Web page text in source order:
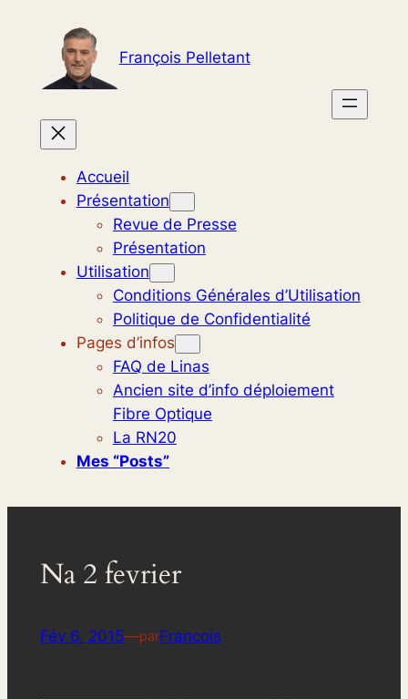
contenu
François Pelletant
Accueil
Présentation
Revue de Presse
Présentation
Utilisation
Conditions Générales d’Utilisation
Politique de Confidentialité
Pages d’infos
FAQ de Linas
Ancien site d’info déploiement
Fibre Optique
La RN20
Mes “posts”
Na 2 fevrier
Fév 6, 2015—parFrancois